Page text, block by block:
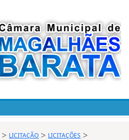
LICITAÇÃO
LICITAÇÕES